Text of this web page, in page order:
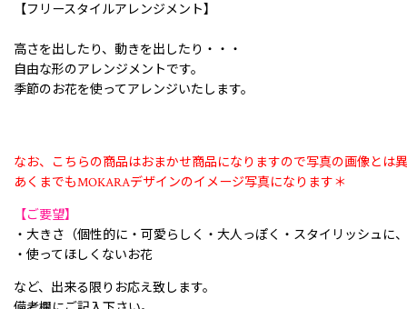
【フリースタイルアレンジメント】
高さを出したり、動きを出したり・・・
自由な形のアレンジメントです。
季節のお花を使ってアレンジいたします。
なお、こちらの商品はおまかせ商品になりますので写真の画像とは
あくまでもMOKARAデザインのイメージ写真になります＊
【ご要望】
・大きさ（個性的に・可愛らしく・大人っぽく・スタイリッシュに
・使ってほしくないお花
など、出来る限りお応え致します。